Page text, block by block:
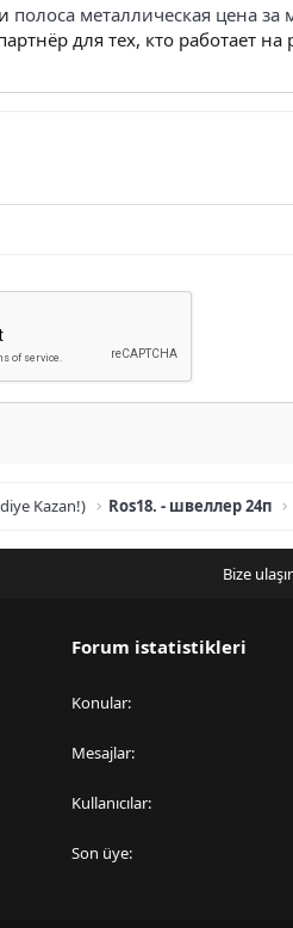
полоса металлическая цена за
для тех, кто работает на
Kazan!) Ros18. - швеллер 24п
Bize
Forum istatistikleri
Konular
Mesajlar
Kullanıcılar
Son üye